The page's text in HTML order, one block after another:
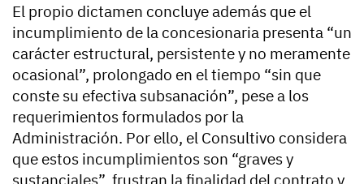
El propio dictamen concluye además que el
incumplimiento de la concesionaria presenta “un
carácter estructural, persistente y no meramente
ocasional”, prolongado en el tiempo “sin que
conste su efectiva subsanación”, pese a los
requerimientos formulados por la
Administración. Por ello, el Consultivo considera
que estos incumplimientos son “graves y
sustanciales”, frustran la finalidad del contrato y